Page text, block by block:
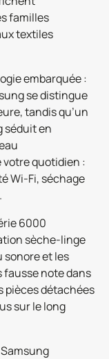
familles
textiles
embarquée :
se distingue
tandis qu’un
séduit en
quotidien :
Wi-Fi, séchage
6000
sèche-linge
sonore et les
note dans
pièces détachées
sur le long